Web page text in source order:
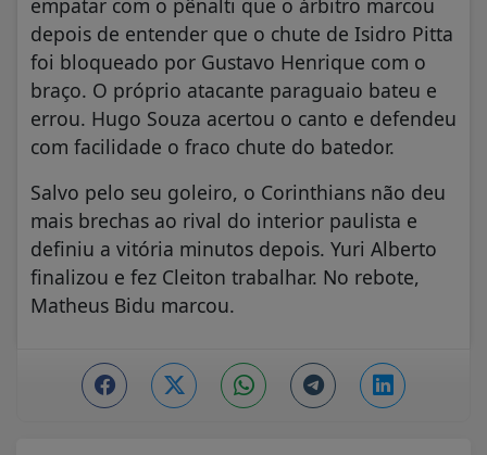
empatar com o pênalti que o árbitro marcou
depois de entender que o chute de Isidro Pitta
foi bloqueado por Gustavo Henrique com o
braço. O próprio atacante paraguaio bateu e
errou. Hugo Souza acertou o canto e defendeu
com facilidade o fraco chute do batedor.
Salvo pelo seu goleiro, o Corinthians não deu
mais brechas ao rival do interior paulista e
definiu a vitória minutos depois. Yuri Alberto
finalizou e fez Cleiton trabalhar. No rebote,
Matheus Bidu marcou.